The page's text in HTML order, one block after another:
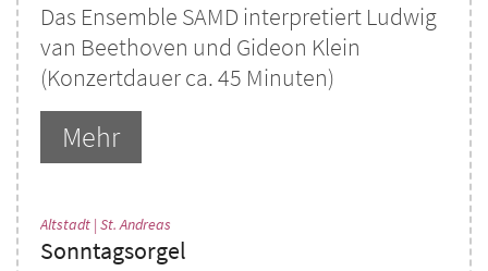
Das Ensemble SAMD interpretiert Ludwig
van Beethoven und Gideon Klein
(Konzertdauer ca. 45 Minuten)
Mehr
Altstadt | St. Andreas
Sonntagsorgel